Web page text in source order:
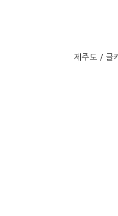
제주도 / 글